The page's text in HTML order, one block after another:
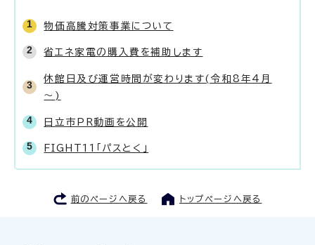
物価高騰対策事業について
省エネ家電の購入費を補助します
休館日及び運営時間が変わります(令和8年4月
～)
日立市PR動画を公開
FIGHT11「パスとく」
前のページへ戻る トップページへ戻る